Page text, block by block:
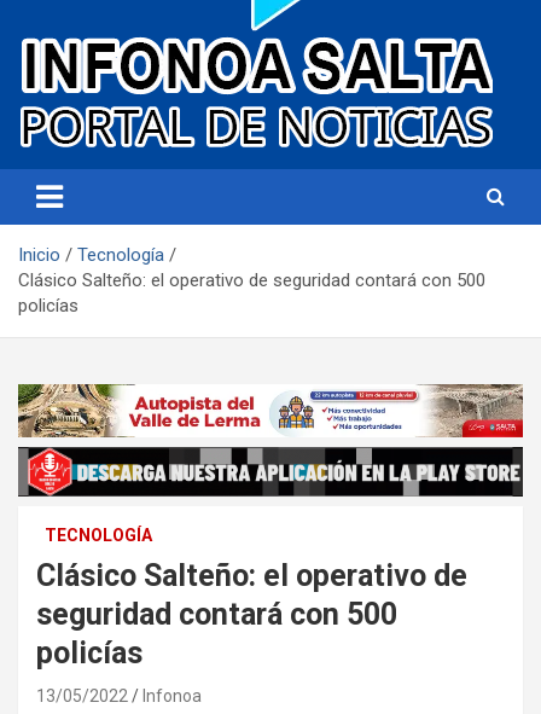
Infonoa Salta
Inicio
Tecnología
Clásico Salteño: el operativo de seguridad contará con 500
policías
TECNOLOGÍA
Clásico Salteño: el operativo de
seguridad contará con 500
policías
13/05/2022 Infonoa